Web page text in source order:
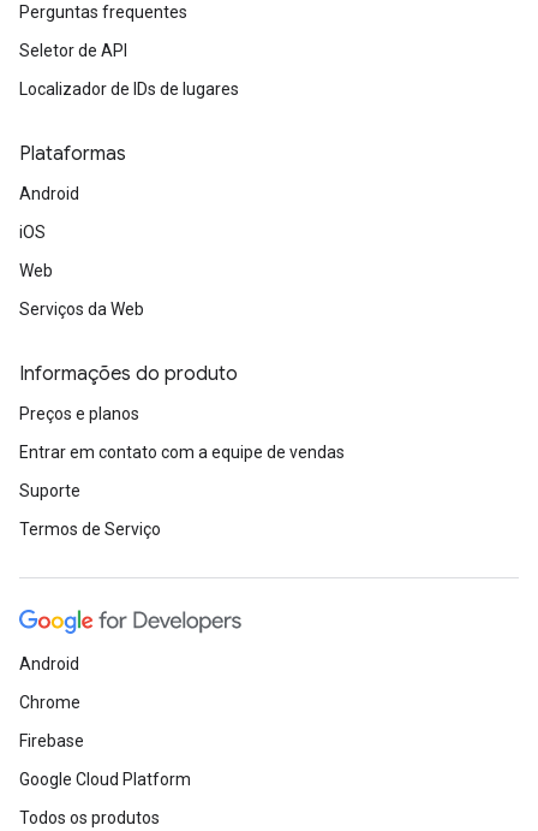
Perguntas frequentes
Seletor de API
Localizador de IDs de lugares
Plataformas
Android
iOS
Web
Serviços da Web
Informações do produto
Preços e planos
Entrar em contato com a equipe de vendas
Suporte
Termos de Serviço
Android
Chrome
Firebase
Google Cloud Platform
Todos os produtos